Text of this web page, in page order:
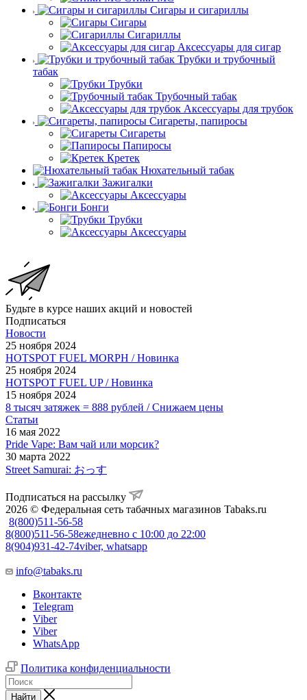
Сигары и сигариллы
Сигары
Сигариллы
Аксессуары для сигар
Трубки и трубочный
табак
Трубки
Трубочный табак
Аксессуары для трубок
Сигареты, папиросы
Сигареты
Папиросы
Кретек
Нюхательный табак
Зажигалки
Аксессуары
Бонги
Трубки
Аксессуары
Будьте в курсе наших акций и новостей
Подписаться
Новости
25 ноября 2024
HOTSPOT FUEL MORPH / Новинка
25 ноября 2024
HOTSPOT FUEL UP / Новинка
15 ноября 2024
8 тысяч затяжек = 888 рублей / Снижаем цены
Статьи
16 мая 2022
Pride Vape: Вам чай или морсик?
30 марта 2022
Street Samurai: おっす
Подписаться на рассылку
2026 © Федеральная сеть табачных магазинов Tabaks.ru
8(800)511-56-58
8(800)511-56-58ежедневно с 10:00 до 22:00
8(904)931-42-74viber, whatsapp
info@tabaks.ru
Вконтакте
Telegram
Viber
Viber
WhatsApp
Политика конфиденциальности
Найти